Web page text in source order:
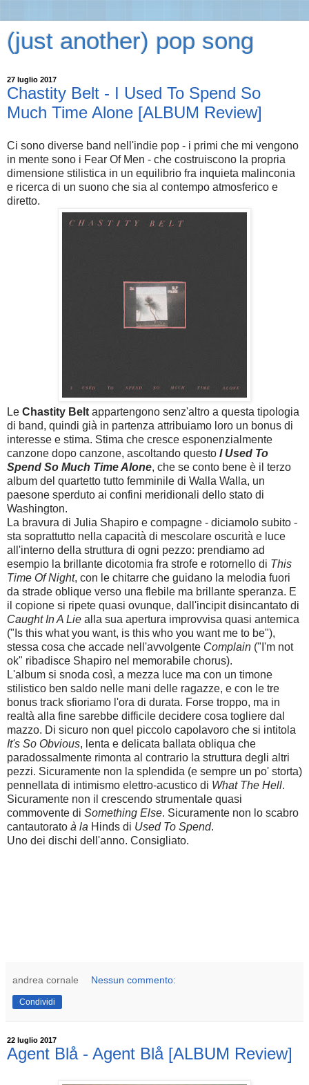
(just another) pop song
27 luglio 2017
Chastity Belt - I Used To Spend So
Much Time Alone [ALBUM Review]
Ci sono diverse band nell'indie pop - i primi che mi vengono
in mente sono i Fear Of Men - che costruiscono la propria
dimensione stilistica in un equilibrio fra inquieta malinconia
e ricerca di un suono che sia al contempo atmosferico e
diretto.
Le Chastity Belt appartengono senz'altro a questa tipologia
di band, quindi già in partenza attribuiamo loro un bonus di
interesse e stima. Stima che cresce esponenzialmente
canzone dopo canzone, ascoltando questo I Used To
Spend So Much Time Alone, che se conto bene è il terzo
album del quartetto tutto femminile di Walla Walla, un
paesone sperduto ai confini meridionali dello stato di
Washington.
La bravura di Julia Shapiro e compagne - diciamolo subito -
sta soprattutto nella capacità di mescolare oscurità e luce
all'interno della struttura di ogni pezzo: prendiamo ad
esempio la brillante dicotomia fra strofe e rotornello di This
Time Of Night, con le chitarre che guidano la melodia fuori
da strade oblique verso una flebile ma brillante speranza. E
il copione si ripete quasi ovunque, dall'incipit disincantato di
Caught In A Lie alla sua apertura improvvisa quasi antemica
("Is this what you want, is this who you want me to be"),
stessa cosa che accade nell'avvolgente Complain ("I'm not
ok" ribadisce Shapiro nel memorabile chorus).
L'album si snoda così, a mezza luce ma con un timone
stilistico ben saldo nelle mani delle ragazze, e con le tre
bonus track sfioriamo l'ora di durata. Forse troppo, ma in
realtà alla fine sarebbe difficile decidere cosa togliere dal
mazzo. Di sicuro non quel piccolo capolavoro che si intitola
It's So Obvious, lenta e delicata ballata obliqua che
paradossalmente rimonta al contrario la struttura degli altri
pezzi. Sicuramente non la splendida (e sempre un po' storta)
pennellata di intimismo elettro-acustico di What The Hell.
Sicuramente non il crescendo strumentale quasi
commovente di Something Else. Sicuramente non lo scabro
cantautorato à la Hinds di Used To Spend.
Uno dei dischi dell'anno. Consigliato.
andrea cornale Nessun commento:
Condividi
22 luglio 2017
Agent Blå - Agent Blå [ALBUM Review]